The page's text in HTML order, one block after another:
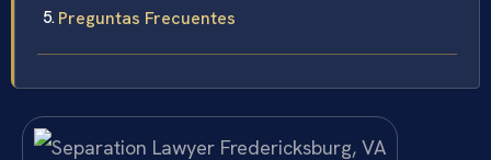
Preguntas Frecuentes